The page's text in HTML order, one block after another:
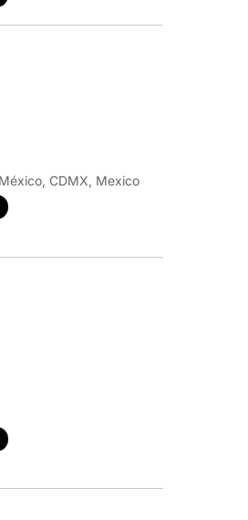
CDMX, Mexico